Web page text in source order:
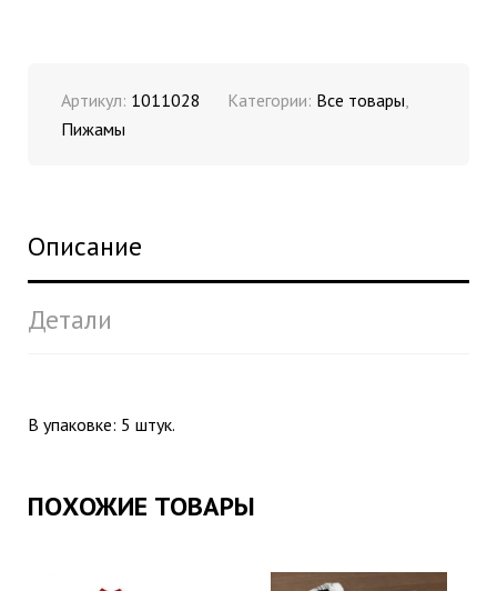
Артикул: 1011028 Категории: Все товары
Пижамы
Описание
Детали
В упаковке: 5 штук.
ПОХОЖИЕ ТОВАРЫ